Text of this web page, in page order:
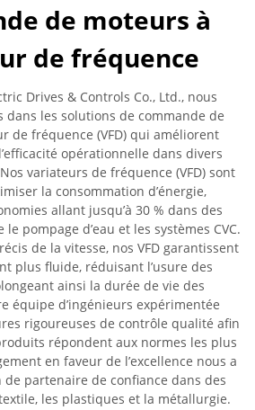
de moteurs à
de fréquence
Drives & Controls Co., Ltd., nous
dans les solutions de commande de
de fréquence (VFD) qui améliorent
opérationnelle dans divers
variateurs de fréquence (VFD) sont
la consommation d’énergie,
allant jusqu’à 30 % dans des
pompage d’eau et les systèmes CVC.
de la vitesse, nos VFD garantissent
plus fluide, réduisant l’usure des
ainsi la durée de vie des
équipe d’ingénieurs expérimentée
rigoureuses de contrôle qualité afin
répondent aux normes les plus
en faveur de l’excellence nous a
partenaire de confiance dans des
les plastiques et la métallurgie.